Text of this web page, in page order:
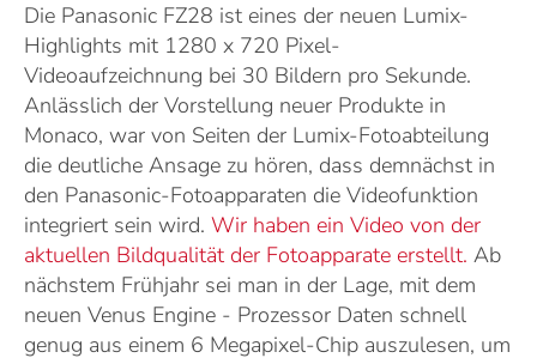
Die Panasonic FZ28 ist eines der neuen Lumix-
Highlights mit 1280 x 720 Pixel-
Videoaufzeichnung bei 30 Bildern pro Sekunde.
Anlässlich der Vorstellung neuer Produkte in
Monaco, war von Seiten der Lumix-Fotoabteilung
die deutliche Ansage zu hören, dass demnächst in
den Panasonic-Fotoapparaten die Videofunktion
integriert sein wird. Wir haben ein Video von der
aktuellen Bildqualität der Fotoapparate erstellt. Ab
nächstem Frühjahr sei man in der Lage, mit dem
neuen Venus Engine - Prozessor Daten schnell
genug aus einem 6 Megapixel-Chip auszulesen, um